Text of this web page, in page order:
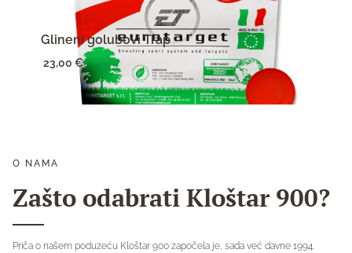
Glineni golubovi Trap
23,00€
O NAMA
Zašto odabrati Kloštar 900?
Priča o našem poduzeću Kloštar 900 započela je, sada već davne 1994.